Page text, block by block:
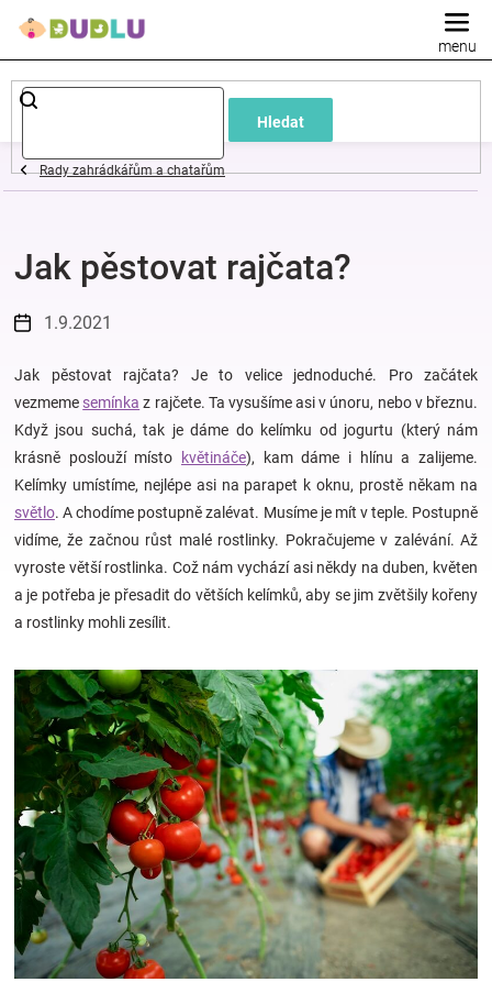
Hledat
Dětské
a
oblečení
Pokojíček
a
kojenecká
výbava
Hračky
a
pro
děti
Těhotenské
oblečení
Novinky
Rady zahrádkářům a chatařům
Jak pěstovat rajčata?
1.9.2021
Jak pěstovat rajčata? Je to velice jednoduché. Pro začátek
vezmeme semínka z rajčete. Ta vysušíme asi v únoru, nebo v březnu.
Když jsou suchá, tak je dáme do kelímku od jogurtu (který nám
krásně poslouží místo
květináče), kam dáme i hlínu a zalijeme.
Kelímky umístíme, nejlépe asi na parapet k oknu, prostě někam na
světlo. A chodíme postupně zalévat. Musíme je mít v teple. Postupně
vidíme, že začnou růst malé rostlinky. Pokračujeme v zalévání. Až
vyroste větší rostlinka. Což nám vychází asi někdy na duben, květen
a je potřeba je přesadit do větších kelímků, aby se jim zvětšily kořeny
a rostlinky mohli zesílit.